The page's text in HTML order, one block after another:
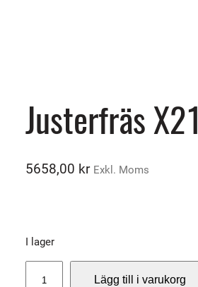
Justerfräs X21
5658,00 kr Exkl. Moms
I lager
Lägg till i varukorg